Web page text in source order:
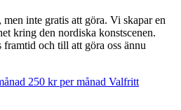
inte gratis att göra. Vi skapar en
kring den nordiska konstscenen.
och till att göra oss ännu
250 kr per månad Valfritt